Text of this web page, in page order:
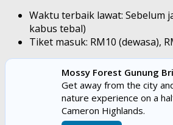
Waktu terbaik lawat: Sebelum
kabus tebal)
Tiket masuk: RM10 (dewasa),
Mossy Forest Gunung
Get away from the city
nature experience on a
Cameron Highlands.